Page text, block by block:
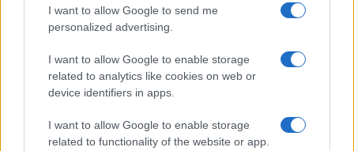
I want to allow Google to send me
personalized advertising.
I want to allow Google to enable storage
related to analytics like cookies on web or
device identifiers in apps.
I want to allow Google to enable storage
related to functionality of the website or app.